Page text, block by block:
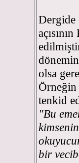
Dergide
olsa
tenkid
"Bu
bir